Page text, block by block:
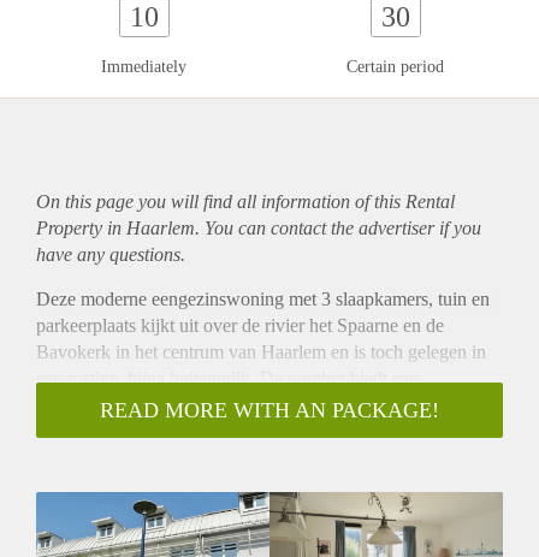
10
Immediately
30
Certain period
On this page you will find all information of this Rental
Property in Haarlem. You can contact the advertiser if you
have any questions.
Deze moderne eengezinswoning met 3 slaapkamers, tuin en
parkeerplaats kijkt uit over de rivier het Spaarne en de
Bavokerk in het centrum van Haarlem en is toch gelegen in
een rustige, bijna buitenwijk. De woning biedt een
terrasvormige tuin en toegang tot het gemeenschappelijke
terrein, ideaal voor kinderen om te spelen. De parkeerplaats
van het pand heeft het ook een aantal zonnepanelen. De
woning wordt gestoffeerd opgeleverd (gordijnen en
READ MORE WITH AN PACKAGE!